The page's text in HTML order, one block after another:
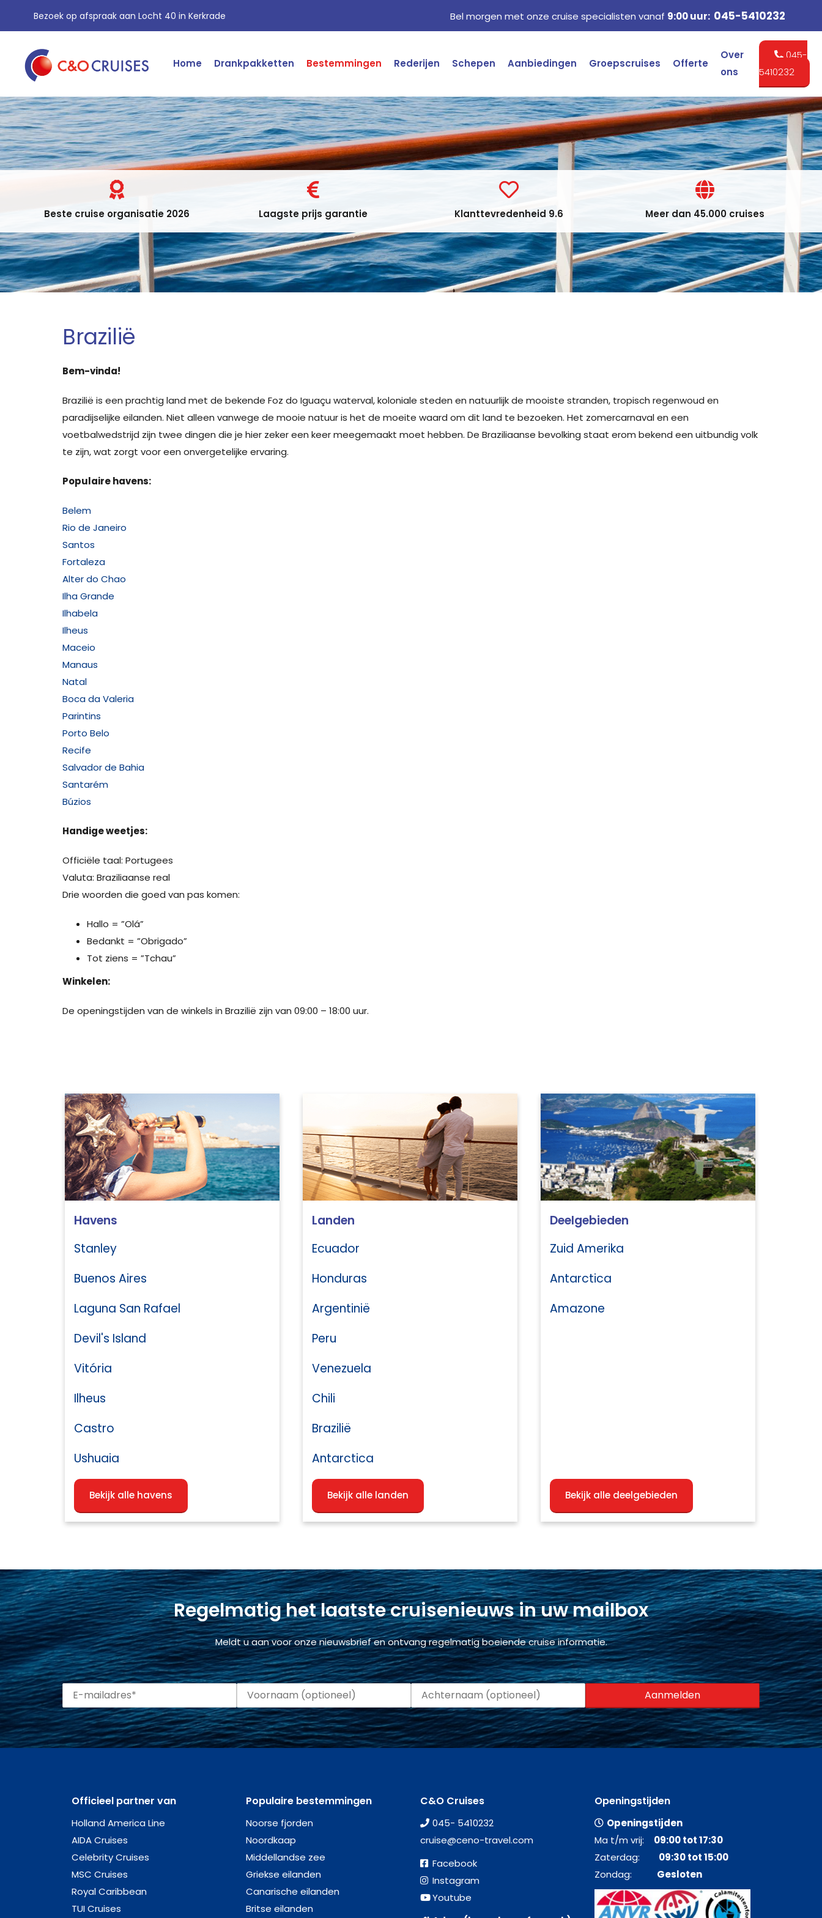
Bezoek op afspraak aan Locht 40 in Kerkrade Bel morgen met onze cruise specialisten vanaf 9:00 uur: 045-5410232
Home Drankpakketten Bestemmingen Rederijen Schepen Aanbiedingen Groepscruises Offerte
Over
ons
045-
5410232
Beste cruise organisatie 2026 Laagste prijs garantie Klanttevredenheid 9.6 Meer dan 45.000 cruises
Brazilië
Bem-vinda!
Brazilië is een prachtig land met de bekende Foz do Iguaçu waterval, koloniale steden en natuurlijk de mooiste stranden, tropisch regenwoud en
paradijselijke eilanden. Niet alleen vanwege de mooie natuur is het de moeite waard om dit land te bezoeken. Het zomercarnaval en een
voetbalwedstrijd zijn twee dingen die je hier zeker een keer meegemaakt moet hebben. De Braziliaanse bevolking staat erom bekend een uitbundig volk
te zijn, wat zorgt voor een onvergetelijke ervaring.
Populaire havens:
Belem
Rio de Janeiro
Santos
Fortaleza
Alter do Chao
Ilha Grande
Ilhabela
Ilheus
Maceio
Manaus
Natal
Boca da Valeria
Parintins
Porto Belo
Recife
Salvador de Bahia
Santarém
Búzios
Handige weetjes:
Officiële taal: Portugees
Valuta: Braziliaanse real
Drie woorden die goed van pas komen:
Hallo = ”Olá”
Bedankt = ”Obrigado”
Tot ziens = ”Tchau”
Winkelen:
De openingstijden van de winkels in Brazilië zijn van 09:00 – 18:00 uur.
Havens
Stanley
Buenos Aires
Laguna San Rafael
Devil's Island
Vitória
Ilheus
Castro
Ushuaia
Bekijk alle havens
Landen
Ecuador
Honduras
Argentinië
Peru
Venezuela
Chili
Brazilië
Antarctica
Bekijk alle landen
Deelgebieden
Zuid Amerika
Antarctica
Amazone
Bekijk alle deelgebieden
Regelmatig het laatste cruisenieuws in uw mailbox
Meldt u aan voor onze nieuwsbrief en ontvang regelmatig boeiende cruise informatie.
Officieel partner van
Holland America Line
AIDA Cruises
Celebrity Cruises
MSC Cruises
Royal Caribbean
TUI Cruises
Populaire bestemmingen
Noorse fjorden
Noordkaap
Middellandse zee
Griekse eilanden
Canarische eilanden
Britse eilanden
C&O Cruises
045- 5410232
cruise@ceno-travel.com
Facebook
Instagram
Youtube
Openingstijden
Openingstijden
Ma t/m vrij: 09:00 tot 17:30
Zaterdag: 09:30 tot 15:00
Zondag: Gesloten